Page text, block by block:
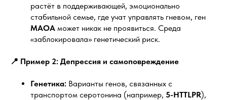
растёт в поддерживающей, эмоционально
стабильной семье, где учат управлять гневом, ген
MAOA может никак не проявиться. Среда
«заблокировала» генетический риск.
📍 Пример 2: Депрессия и самоповреждение
Генетика: Варианты генов, связанных с
транспортом серотонина (например, 5-HTTLPR),